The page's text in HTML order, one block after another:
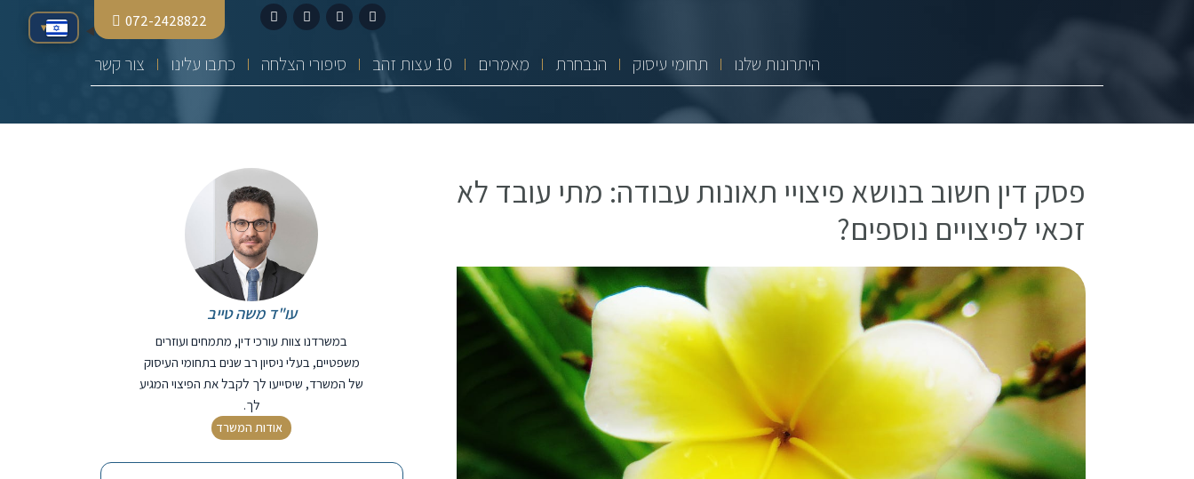
072-2428822
היתרונות שלנו תחומי עיסוק הנבחרת מאמרים 10 עצות זהב סיפורי הצלחה כתבו עלינו צור קשר
פסק דין חשוב בנושא פיצויי תאונות עבודה: מתי עובד לא
זכאי לפיצויים נוספים?
עו"ד משה טייב
במשרדנו צוות עורכי דין, מתמחים ועוזרים
משפטיים, בעלי ניסיון רב שנים בתחומי העיסוק
של המשרד, שיסייעו לך לקבל את הפיצוי המגיע
לך.
אודות המשרד
▾